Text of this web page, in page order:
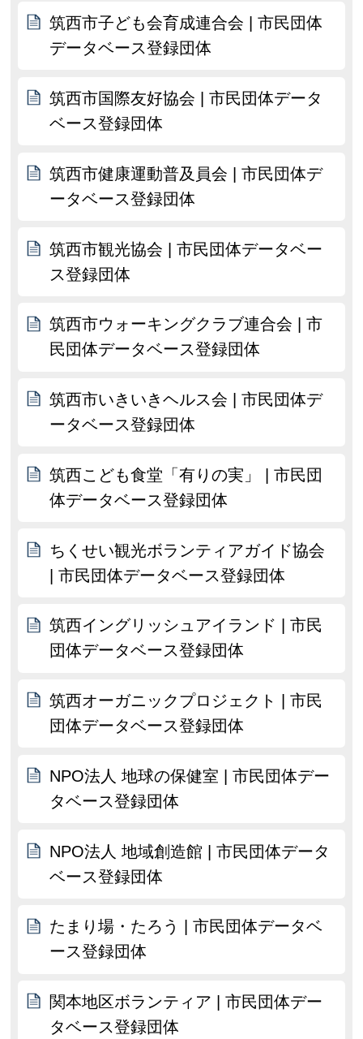
筑西市子ども会育成連合会 | 市民団体
データベース登録団体
筑西市国際友好協会 | 市民団体データ
ベース登録団体
筑西市健康運動普及員会 | 市民団体デ
ータベース登録団体
筑西市観光協会 | 市民団体データベー
ス登録団体
筑西市ウォーキングクラブ連合会 | 市
民団体データベース登録団体
筑西市いきいきヘルス会 | 市民団体デ
ータベース登録団体
筑西こども食堂「有りの実」 | 市民団
体データベース登録団体
ちくせい観光ボランティアガイド協会
| 市民団体データベース登録団体
筑西イングリッシュアイランド | 市民
団体データベース登録団体
筑西オーガニックプロジェクト | 市民
団体データベース登録団体
NPO法人 地球の保健室 | 市民団体デー
タベース登録団体
NPO法人 地域創造館 | 市民団体データ
ベース登録団体
たまり場・たろう | 市民団体データベ
ース登録団体
関本地区ボランティア | 市民団体デー
タベース登録団体